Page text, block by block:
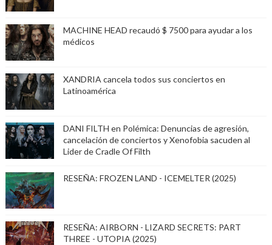
MACHINE HEAD recaudó $ 7500 para ayudar a los
médicos
XANDRIA cancela todos sus conciertos en
Latinoamérica
DANI FILTH en Polémica: Denuncias de agresión,
cancelación de conciertos y Xenofobia sacuden al
Lider de Cradle Of Filth
RESEÑA: FROZEN LAND - ICEMELTER (2025)
RESEÑA: AIRBORN - LIZARD SECRETS: PART
THREE - UTOPIA (2025)